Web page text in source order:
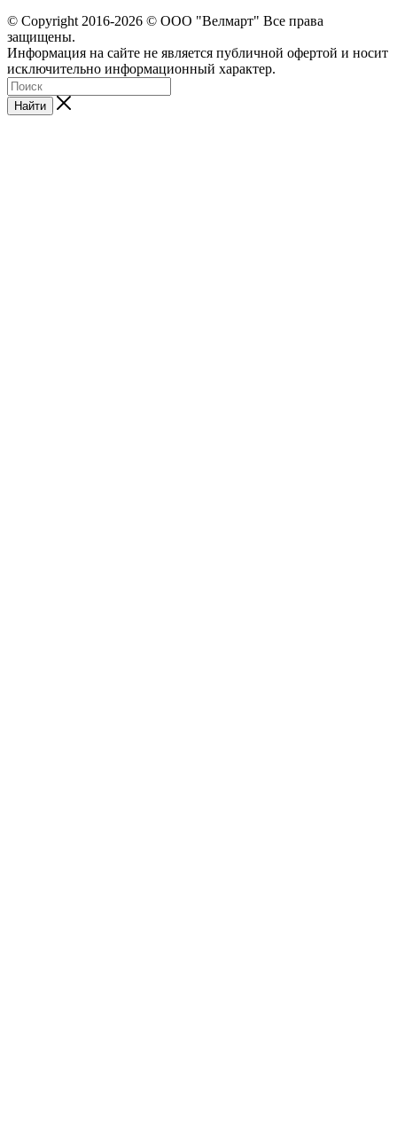
© Сopyright 2016-2026 © ООО "Велмарт" Все права
защищены.
Информация на сайте не является публичной офертой и носит
исключительно информационный характер.
Найти